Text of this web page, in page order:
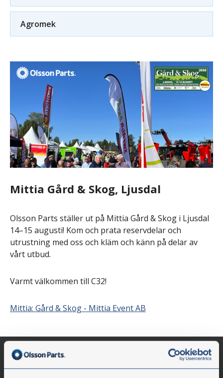
Agromek
Mittia Gård & Skog, Ljusdal
Olsson Parts ställer ut på Mittia Gård & Skog i Ljusdal
14–15 augusti! Kom och prata reservdelar och
utrustning med oss och kläm och känn på delar av
vårt utbud.
Varmt välkommen till C32!
Mittia: Gård & Skog - Mittia Event AB